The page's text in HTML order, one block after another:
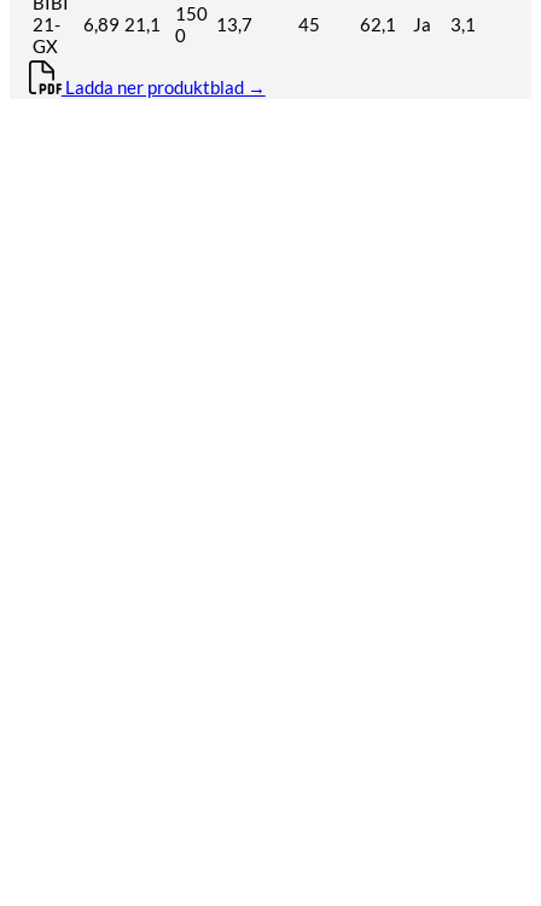
21-
GX
6,89 21,1
150
0
13,7 45 62,1 Ja 3,1
Ladda ner produktblad →